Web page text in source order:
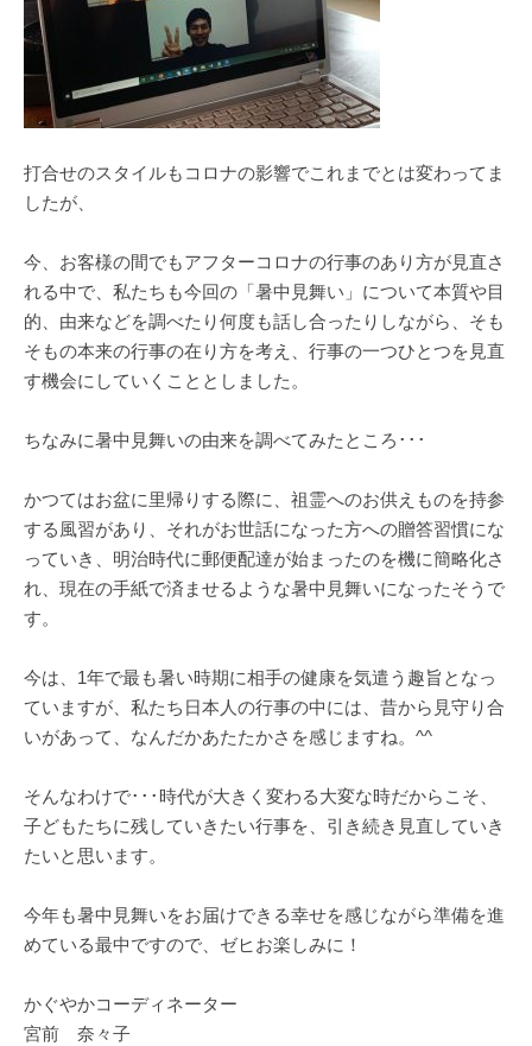
打合せのスタイルもコロナの影響でこれまでとは変わってま
したが、
今、お客様の間でもアフターコロナの行事のあり方が見直さ
れる中で、私たちも今回の「暑中見舞い」について本質や目
的、由来などを調べたり何度も話し合ったりしながら、そも
そもの本来の行事の在り方を考え、行事の一つひとつを見直
す機会にしていくこととしました。
ちなみに暑中見舞いの由来を調べてみたところ･･･
かつてはお盆に里帰りする際に、祖霊へのお供えものを持参
する風習があり、それがお世話になった方への贈答習慣にな
っていき、明治時代に郵便配達が始まったのを機に簡略化さ
れ、現在の手紙で済ませるような暑中見舞いになったそうで
す。
今は、1年で最も暑い時期に相手の健康を気遣う趣旨となっ
ていますが、私たち日本人の行事の中には、昔から見守り合
いがあって、なんだかあたたかさを感じますね。^^
そんなわけで･･･時代が大きく変わる大変な時だからこそ、
子どもたちに残していきたい行事を、引き続き見直していき
たいと思います。
今年も暑中見舞いをお届けできる幸せを感じながら準備を進
めている最中ですので、ゼヒお楽しみに！
かぐやかコーディネーター
宮前 奈々子